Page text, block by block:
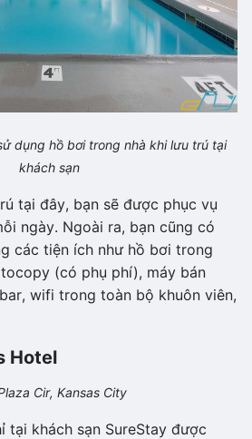
dụng hồ bơi trong nhà khi lưu trú tại
khách sạn
tại đây, bạn sẽ được phục vụ
ngày. Ngoài ra, bạn cũng có
các tiện ích như hồ bơi trong
(có phụ phí), máy bán
wifi trong toàn bộ khuôn viên,
Hotel
Cir, Kansas City
tại khách sạn SureStay được